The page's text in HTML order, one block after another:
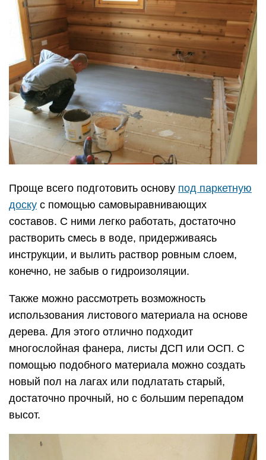
Проще всего подготовить основу под паркетную
доску с помощью самовыравнивающих
составов. С ними легко работать, достаточно
растворить смесь в воде, придерживаясь
инструкции, и вылить раствор ровным слоем,
конечно, не забыв о гидроизоляции.
Также можно рассмотреть возможность
использования листового материала на основе
дерева. Для этого отлично подходит
многослойная фанера, листы ДСП или ОСП. С
помощью подобного материала можно создать
новый пол на лагах или подлатать старый,
достаточно прочный, но с большим перепадом
высот.